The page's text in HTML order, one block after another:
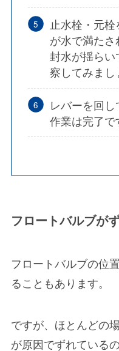
止水栓・元
が水で満たさ
封水が揺ら
察してみまし
レバーを回
作業は完了で
フロートバルブが
フロートバルブの位
ることもあります。
ですが、 ほとんどの
が原因でずれている